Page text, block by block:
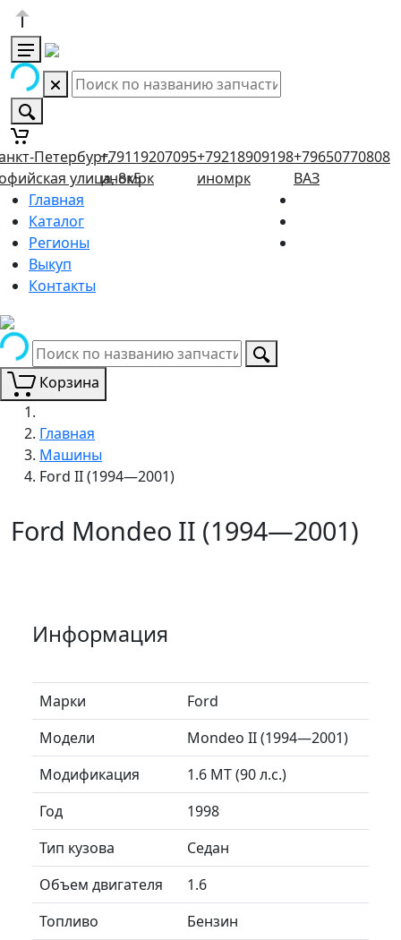
Петербург,
улица, 8к5
+79119207095
иномрк
+79218909198
иномрк
+79650770808
ВАЗ
Главная
Каталог
Регионы
Выкуп
Контакты
Корзина
Главная
Машины
Ford II (1994—2001)
Ford Mondeo II (1994—2001)
Информация
Марки
Ford
Модели
Mondeo II (1994—2001)
Модификация
1.6 MT (90 л.с.)
Год
1998
Тип кузова
Седан
Объем двигателя
1.6
Топливо
Бензин